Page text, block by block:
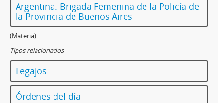
Argentina. Brigada Femenina de la Policía de
la Provincia de Buenos Aires
(Materia)
Tipos relacionados
Legajos
Órdenes del día